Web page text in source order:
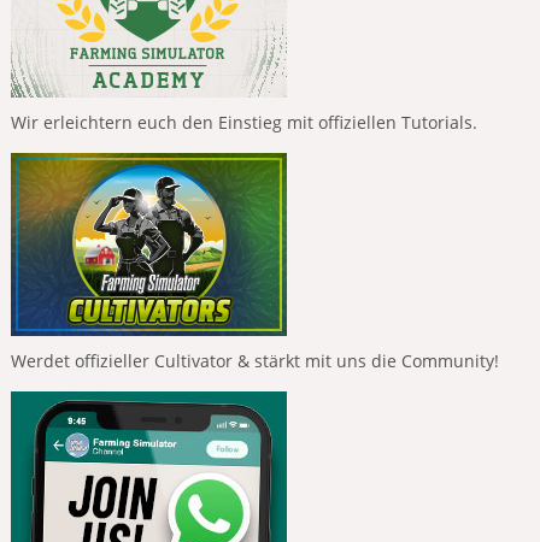
Wir erleichtern euch den Einstieg mit offiziellen Tutorials.
Werdet offizieller Cultivator & stärkt mit uns die Community!